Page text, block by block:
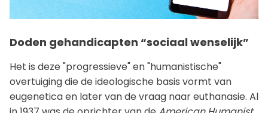
Doden gehandicapten “sociaal wenselijk”
Het is deze "progressieve" en "humanistische"
overtuiging die de ideologische basis vormt van
eugenetica en later van de vraag naar euthanasie. Al